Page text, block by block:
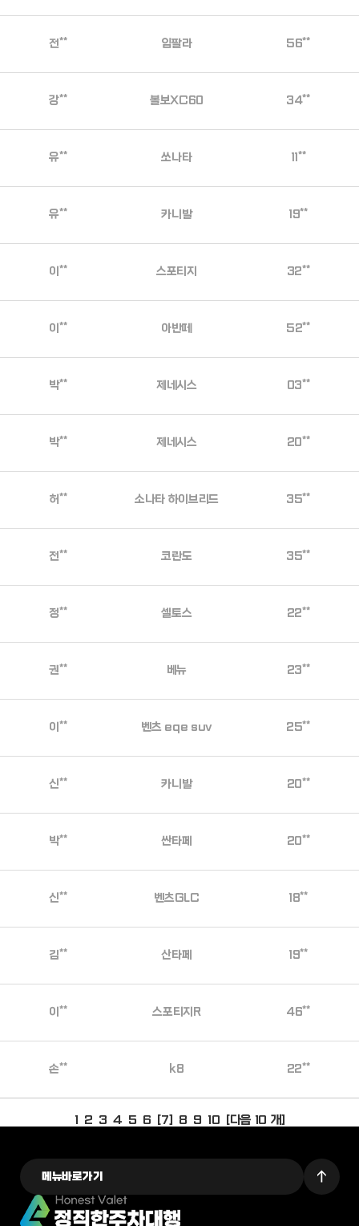
전** 임팔라 56**
강** 볼보XC60 34**
유** 쏘나타 11**
유** 카니발 19**
이** 스포티지 32**
이** 아반떼 52**
박** 제네시스 03**
박** 제네시스 20**
허** 소나타 하이브리드 35**
전** 코란도 35**
정** 셀토스 22**
권** 베뉴 23**
이** 벤츠 eqe suv 25**
신** 카니발 20**
박** 싼타페 20**
신** 벤츠GLC 18**
김** 산타페 19**
이** 스포티지R 46**
손** k8 22**
1 2 3 4 5 6 [7] 8 9 10 [다음 10 개]
메뉴바로가기